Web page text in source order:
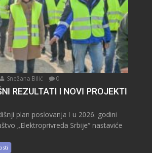
Snežana Bilić 0
REZULTATI I NOVI PROJEKTI
plan poslovanja I u 2026. godini
„Elektroprivreda Srbije“ nastaviće